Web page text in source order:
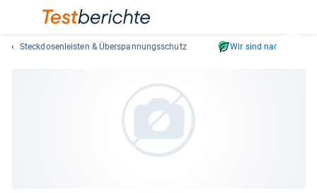
Steckdosenleisten & Überspannungsschutz Wir sind nachhaltig